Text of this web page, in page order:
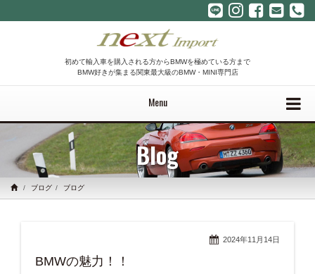
初めて輸入車を購入される方からBMWを極めている方まで
BMW好きが集まる関東最大級のBMW・MINI専門店
Menu
Blog
ブログ ブログ
2024年11月14日
BMWの魅力！！